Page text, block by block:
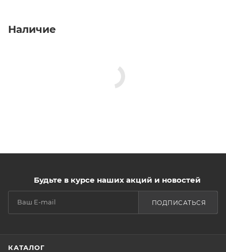
Наличие
Будьте в курсе наших акций и новостей
ПОДПИСАТЬСЯ
КАТАЛОГ